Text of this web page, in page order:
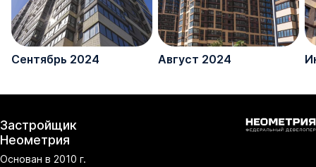
Сентябрь 2024 Август 2024
Застройщик
Неометрия
Основан в 2010 г.